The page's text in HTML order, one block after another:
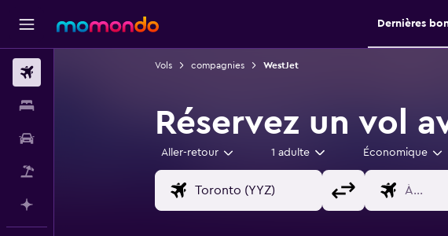
Dernières
Vols compagnies WestJet
Réservez un vol
Aller-retour 1 adulte Économique